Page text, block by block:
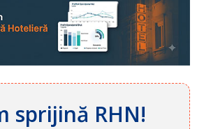
sprijină RHN!